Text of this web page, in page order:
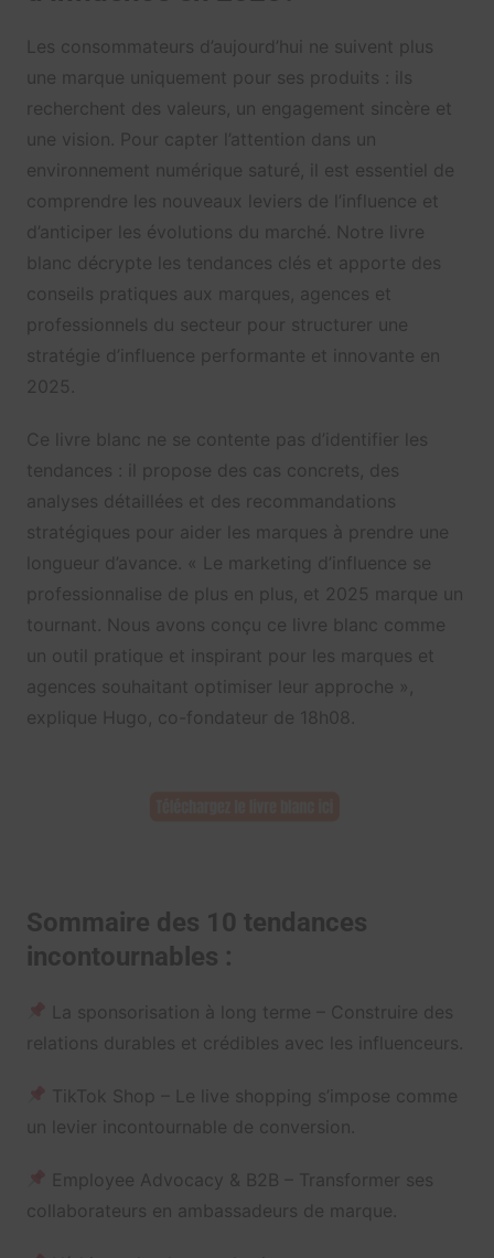
Les consommateurs d’aujourd’hui ne suivent plus
une marque uniquement pour ses produits : ils
recherchent des valeurs, un engagement sincère et
une vision. Pour capter l’attention dans un
environnement numérique saturé, il est essentiel de
comprendre les nouveaux leviers de l’influence et
d’anticiper les évolutions du marché. Notre livre
blanc décrypte les tendances clés et apporte des
conseils pratiques aux marques, agences et
professionnels du secteur pour structurer une
stratégie d’influence performante et innovante en
2025.
Ce livre blanc ne se contente pas d’identifier les
tendances : il propose des cas concrets, des
analyses détaillées et des recommandations
stratégiques pour aider les marques à prendre une
longueur d’avance. « Le marketing d’influence se
professionnalise de plus en plus, et 2025 marque un
tournant. Nous avons conçu ce livre blanc comme
un outil pratique et inspirant pour les marques et
agences souhaitant optimiser leur approche »,
explique Hugo, co-fondateur de 18h08.
Sommaire des 10 tendances
incontournables :
La sponsorisation à long terme – Construire des
relations durables et crédibles avec les influenceurs.
TikTok Shop – Le live shopping s’impose comme
un levier incontournable de conversion.
Employee Advocacy & B2B – Transformer ses
collaborateurs en ambassadeurs de marque.